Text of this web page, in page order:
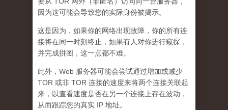
因为这可能会导致您的实际身份被揭示。
这是因为，如果你的网络出现故障，你的所有连
接将在同一时刻终止，如果有人对你进行窥探，
并完成拼图，这一点都不难。
此外，Web 服务器可能会尝试通过增加或减少
TOR 或非 TOR 连接的速度来将两个连接关联起
来，以查看速度是否在另一个连接上存在波动，
从而跟踪您的真实 IP 地址。